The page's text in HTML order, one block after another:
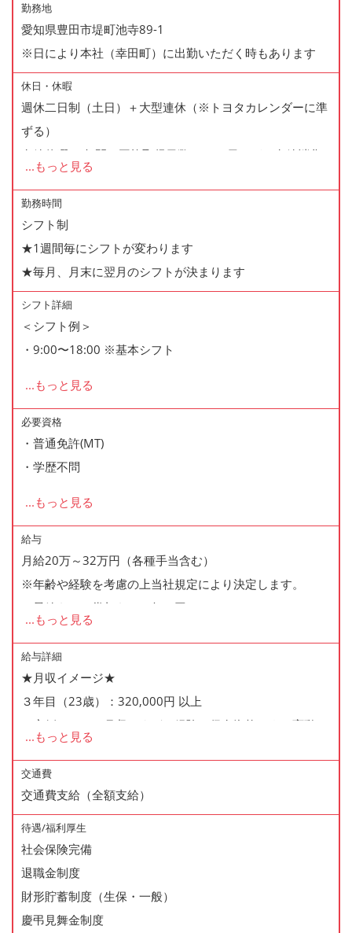
勤務地
愛知県豊田市堤町池寺89-1
※日により本社（幸田町）に出勤いただく時もあります
休日・休暇
週休二日制（土日）＋大型連休（※トヨタカレンダーに準
ずる）
有給休暇 ※年間の平均取得日数は6〜7日ほど。有給消化
率◎
★年末年始・GW・夏期とたっぷりお休みが取れるので、
家族と予定も立てやすい◎
... もっと見る
勤務時間
シフト制
★1週間毎にシフトが変わります
★毎月、月末に翌月のシフトが決まります
シフト詳細
＜シフト例＞
・9:00〜18:00 ※基本シフト
・13:00〜22:00
・22:00〜7:00
... もっと見る
必要資格
・普通免許(MT)
・学歴不問
☆平日受付9時～20時まで面接可能なので、就業中の方も
ご相談ください
入社時期も相談に乗ります
... もっと見る
給与
月給20万～32万円（各種手当含む）
※年齢や経験を考慮の上当社規定により決定します。
※昇給あり、賞与あり（年２回）
※交通費全額支給、役職手当、残業手当、休日出勤手当、
家族手当
... もっと見る
給与詳細
★月収イメージ★
３年目（23歳）：320,000円 以上
※実例ベースの月収ですが、経験や保有資格により変動し
ます
※稼働日数、工場の出荷状況に応じて変動します
... もっと見る
交通費
交通費支給（全額支給）
待遇/福利厚生
社会保険完備
退職金制度
財形貯蓄制度（生保・一般）
慶弔見舞金制度